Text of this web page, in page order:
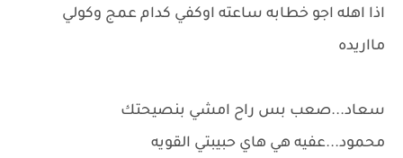
اذا اهله اجو خطابه ساعته اوكفي كدام عمج وكولي
مااريده
سعاد...صعب بس راح امشي بنصيحتك
محمود...عفيه هي هاي حبيبتي القويه